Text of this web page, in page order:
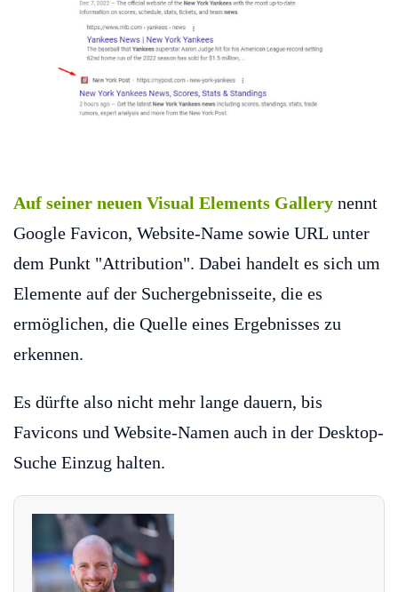
Auf seiner neuen Visual Elements Gallery nennt
Google Favicon, Website-Name sowie URL unter
dem Punkt "Attribution". Dabei handelt es sich um
Elemente auf der Suchergebnisseite, die es
ermöglichen, die Quelle eines Ergebnisses zu
erkennen.
Es dürfte also nicht mehr lange dauern, bis
Favicons und Website-Namen auch in der Desktop-
Suche Einzug halten.